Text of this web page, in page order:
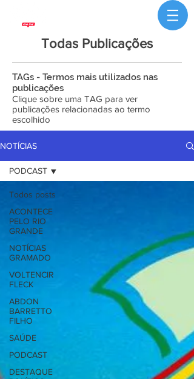
Todas Publicações
TAGs - Termos mais utilizados nas
publicações
Clique sobre uma TAG para ver
publicações relacionadas ao termo
escolhido
NOTÍCIAS
Todos posts
ACONTECE
PELO RIO
GRANDE
NOTÍCIAS
GRAMADO
VOLTENCIR
FLECK
ABDON
BARRETTO
FILHO
SAÚDE
PODCAST
DESTAQUE
PODCAST